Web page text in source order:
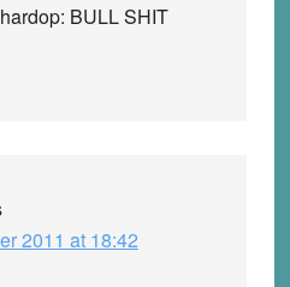
BULL SHIT
2011 at 18:42